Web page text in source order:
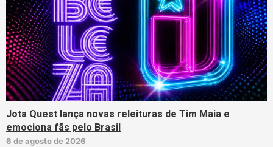
Jota Quest lança novas releituras de Tim Maia e
emociona fãs pelo Brasil
6 de agosto de 2026